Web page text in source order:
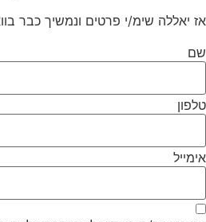
אז יאללה שימ/י פרטים ונמשיך כבר
שם
טלפון
אימייל